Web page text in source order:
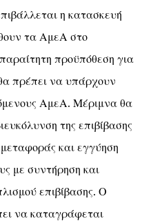
η κατασκευή
τα ΑμεΑ στο
προϋπόθεση για
πρέπει να υπάρχουν
ΑμεΑ. Μέριμνα θα
της επιβίβασης
και εγγύηση
με συντήρηση και
επιβίβασης. Ο
να καταγράφεται